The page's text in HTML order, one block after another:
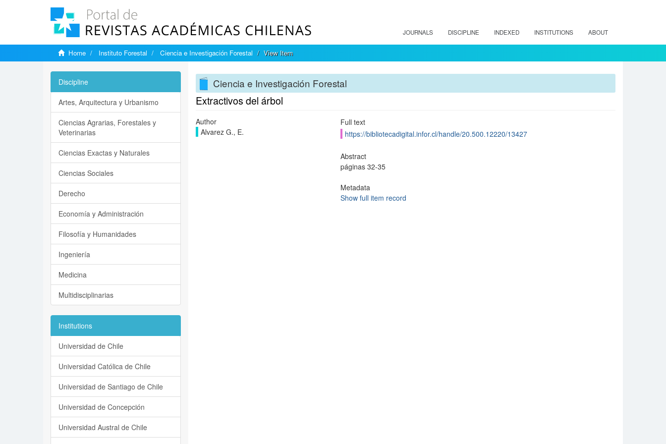
JOURNALS DISCIPLINE INDEXED INSTITUTIONS ABOUT
Home Instituto Forestal Ciencia e Investigación Forestal View Item
Ciencia e Investigación Forestal
Extractivos del árbol
Author
Alvarez G., E.
Full text
https://bibliotecadigital.infor.cl/handle/20.500.12220/13427
Abstract
páginas 32-35
Metadata
Show full item record
Discipline
Artes, Arquitectura y Urbanismo
Ciencias Agrarias, Forestales y
Veterinarias
Ciencias Exactas y Naturales
Ciencias Sociales
Derecho
Economía y Administración
Filosofía y Humanidades
Ingeniería
Medicina
Multidisciplinarias
Institutions
Universidad de Chile
Universidad Católica de Chile
Universidad de Santiago de Chile
Universidad de Concepción
Universidad Austral de Chile